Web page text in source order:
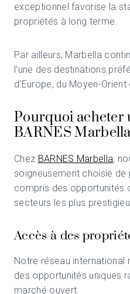
exceptionnel favorise la
propriétés à long terme.
Par ailleurs, Marbella
l’une des destinations
d’Europe, du Moyen-
Pourquoi acheter
BARNES
Chez BARNES Marbella,
soigneusement choisie
compris des opportunités
secteurs les plus
Accès à des
Notre réseau international
des opportunités uniques
marché ouvert.